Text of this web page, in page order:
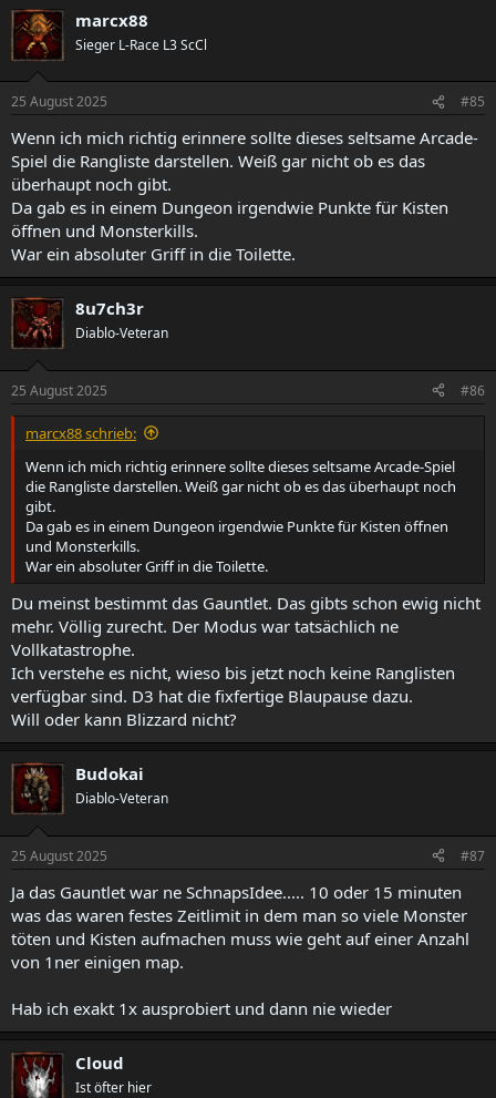
marcx88
Sieger L-Race L3 ScCl
25 August 2025 #85
Wenn ich mich richtig erinnere sollte dieses seltsame Arcade-
Spiel die Rangliste darstellen. Weiß gar nicht ob es das
überhaupt noch gibt.
Da gab es in einem Dungeon irgendwie Punkte für Kisten
öffnen und Monsterkills.
War ein absoluter Griff in die Toilette.
8u7ch3r
Diablo-Veteran
25 August 2025 #86
marcx88 schrieb:
Wenn ich mich richtig erinnere sollte dieses seltsame Arcade-Spiel
die Rangliste darstellen. Weiß gar nicht ob es das überhaupt noch
gibt.
Da gab es in einem Dungeon irgendwie Punkte für Kisten öffnen
und Monsterkills.
War ein absoluter Griff in die Toilette.
Du meinst bestimmt das Gauntlet. Das gibts schon ewig nicht
mehr. Völlig zurecht. Der Modus war tatsächlich ne
Vollkatastrophe.
Ich verstehe es nicht, wieso bis jetzt noch keine Ranglisten
verfügbar sind. D3 hat die fixfertige Blaupause dazu.
Will oder kann Blizzard nicht?
Budokai
Diablo-Veteran
25 August 2025 #87
Ja das Gauntlet war ne SchnapsIdee..... 10 oder 15 minuten
was das waren festes Zeitlimit in dem man so viele Monster
töten und Kisten aufmachen muss wie geht auf einer Anzahl
von 1ner einigen map.
Hab ich exakt 1x ausprobiert und dann nie wieder
Cloud
Ist öfter hier